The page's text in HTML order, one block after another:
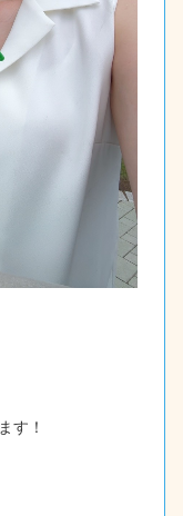
す！